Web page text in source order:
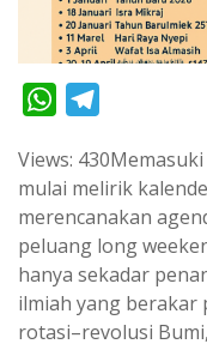
W
a
t
A
p
p
l
e
g
r
a
m
Views:
mulai melirik
merencanakan
peluang long
hanya sekadar
ilmiah yang
rotasi–revolusi